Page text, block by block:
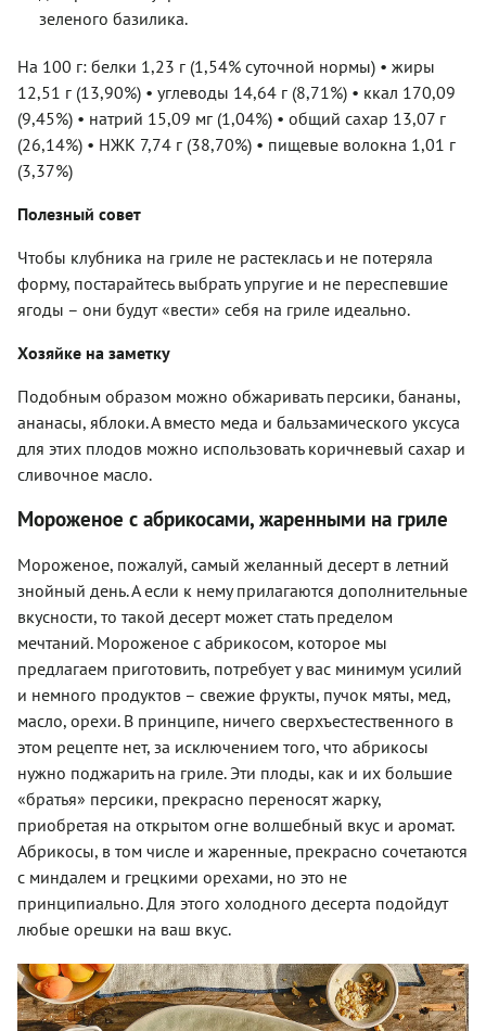
зеленого базилика.
На 100 г: белки 1,23 г (1,54% суточной нормы) • жиры
12,51 г (13,90%) • углеводы 14,64 г (8,71%) • ккал 170,09
(9,45%) • натрий 15,09 мг (1,04%) • общий сахар 13,07 г
(26,14%) • НЖК 7,74 г (38,70%) • пищевые волокна 1,01 г
(3,37%)
Полезный совет
Чтобы клубника на гриле не растеклась и не потеряла
форму, постарайтесь выбрать упругие и не переспевшие
ягоды – они будут «вести» себя на гриле идеально.
Хозяйке на заметку
Подобным образом можно обжаривать персики, бананы,
ананасы, яблоки. А вместо меда и бальзамического уксуса
для этих плодов можно использовать коричневый сахар и
сливочное масло.
Мороженое с абрикосами, жаренными на гриле
Мороженое, пожалуй, самый желанный десерт в летний
знойный день. А если к нему прилагаются дополнительные
вкусности, то такой десерт может стать пределом
мечтаний. Мороженое с абрикосом, которое мы
предлагаем приготовить, потребует у вас минимум усилий
и немного продуктов – свежие фрукты, пучок мяты, мед,
масло, орехи. В принципе, ничего сверхъестественного в
этом рецепте нет, за исключением того, что абрикосы
нужно поджарить на гриле. Эти плоды, как и их большие
«братья» персики, прекрасно переносят жарку,
приобретая на открытом огне волшебный вкус и аромат.
Абрикосы, в том числе и жаренные, прекрасно сочетаются
с миндалем и грецкими орехами, но это не
принципиально. Для этого холодного десерта подойдут
любые орешки на ваш вкус.